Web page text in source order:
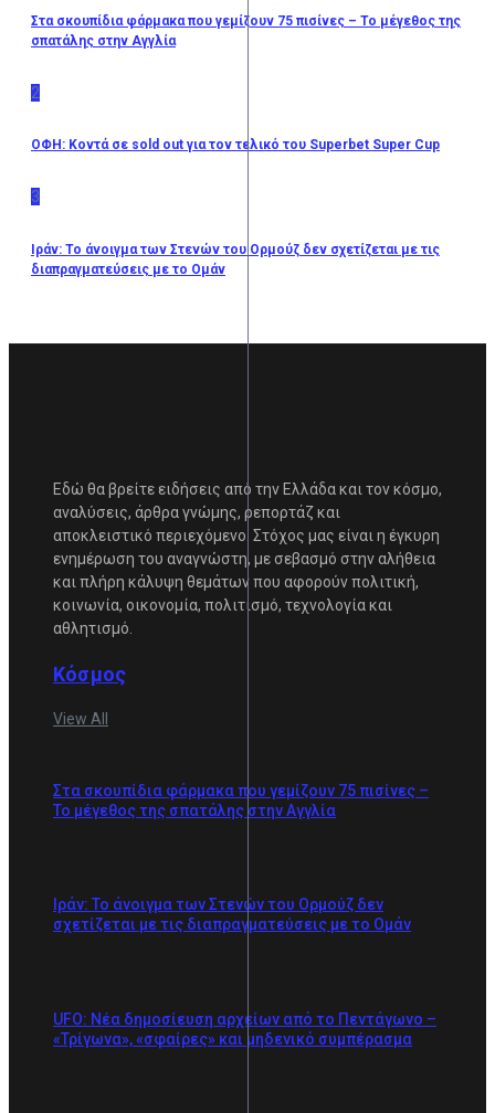
Στα σκουπίδια φάρμακα που γεμίζουν 75 πισίνες – Το μέγεθος της
σπατάλης στην Αγγλία
2
ΟΦΗ: Κοντά σε sold out για τον τελικό του Superbet Super Cup
3
Ιράν: Το άνοιγμα των Στενών του Ορμούζ δεν σχετίζεται με τις
διαπραγματεύσεις με το Ομάν
Εδώ θα βρείτε ειδήσεις από την Ελλάδα και τον κόσμο,
αναλύσεις, άρθρα γνώμης, ρεπορτάζ και
αποκλειστικό περιεχόμενο. Στόχος μας είναι η έγκυρη
ενημέρωση του αναγνώστη, με σεβασμό στην αλήθεια
και πλήρη κάλυψη θεμάτων που αφορούν πολιτική,
κοινωνία, οικονομία, πολιτισμό, τεχνολογία και
αθλητισμό.
Κόσμος
View All
Στα σκουπίδια φάρμακα που γεμίζουν 75 πισίνες –
Το μέγεθος της σπατάλης στην Αγγλία
Ιράν: Το άνοιγμα των Στενών του Ορμούζ δεν
σχετίζεται με τις διαπραγματεύσεις με το Ομάν
UFO: Νέα δημοσίευση αρχείων από το Πεντάγωνο –
«Τρίγωνα», «σφαίρες» και μηδενικό συμπέρασμα